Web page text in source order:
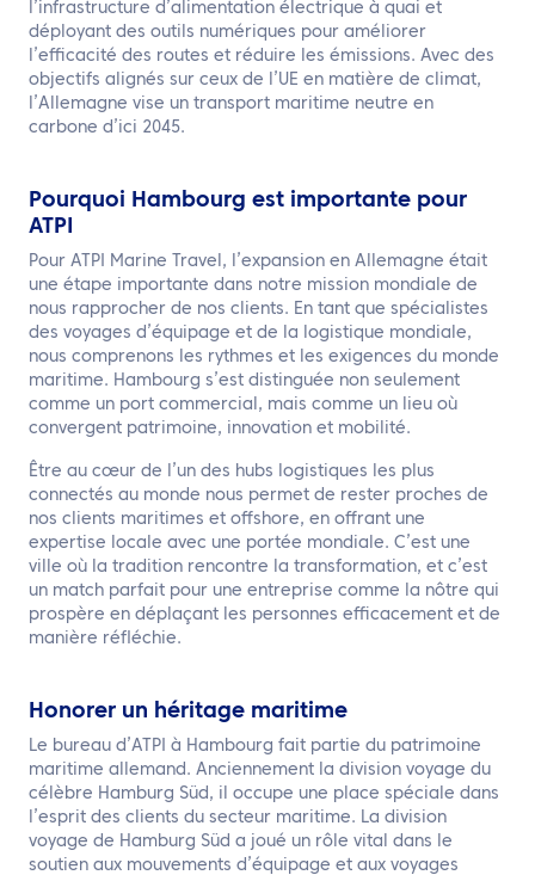
l’infrastructure d’alimentation électrique à quai et
déployant des outils numériques pour améliorer
l’efficacité des routes et réduire les émissions. Avec des
objectifs alignés sur ceux de l’UE en matière de climat,
l’Allemagne vise un transport maritime neutre en
carbone d’ici 2045.
Pourquoi Hambourg est importante pour
ATPI
Pour ATPI Marine Travel, l’expansion en Allemagne était
une étape importante dans notre mission mondiale de
nous rapprocher de nos clients. En tant que spécialistes
des voyages d’équipage et de la logistique mondiale,
nous comprenons les rythmes et les exigences du monde
maritime. Hambourg s’est distinguée non seulement
comme un port commercial, mais comme un lieu où
convergent patrimoine, innovation et mobilité.
Être au cœur de l’un des hubs logistiques les plus
connectés au monde nous permet de rester proches de
nos clients maritimes et offshore, en offrant une
expertise locale avec une portée mondiale. C’est une
ville où la tradition rencontre la transformation, et c’est
un match parfait pour une entreprise comme la nôtre qui
prospère en déplaçant les personnes efficacement et de
manière réfléchie.
Honorer un héritage maritime
Le bureau d’ATPI à Hambourg fait partie du patrimoine
maritime allemand. Anciennement la division voyage du
célèbre Hamburg Süd, il occupe une place spéciale dans
l’esprit des clients du secteur maritime. La division
voyage de Hamburg Süd a joué un rôle vital dans le
soutien aux mouvements d’équipage et aux voyages